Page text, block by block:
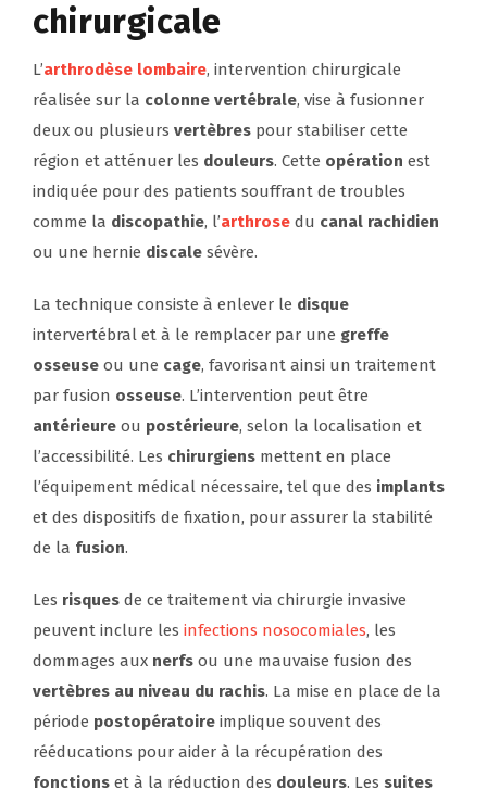
chirurgicale
L’arthrodèse lombaire, intervention chirurgicale
réalisée sur la colonne vertébrale, vise à fusionner
deux ou plusieurs vertèbres pour stabiliser cette
région et atténuer les douleurs. Cette opération est
indiquée pour des patients souffrant de troubles
comme la discopathie, l’arthrose du canal rachidien
ou une hernie discale sévère.
La technique consiste à enlever le disque
intervertébral et à le remplacer par une greffe
osseuse ou une cage, favorisant ainsi un traitement
par fusion osseuse. L’intervention peut être
antérieure ou postérieure, selon la localisation et
l’accessibilité. Les chirurgiens mettent en place
l’équipement médical nécessaire, tel que des implants
et des dispositifs de fixation, pour assurer la stabilité
de la fusion.
Les risques de ce traitement via chirurgie invasive
peuvent inclure les infections nosocomiales, les
dommages aux nerfs ou une mauvaise fusion des
vertèbres au niveau du rachis. La mise en place de la
période postopératoire implique souvent des
rééducations pour aider à la récupération des
fonctions et à la réduction des douleurs. Les suites